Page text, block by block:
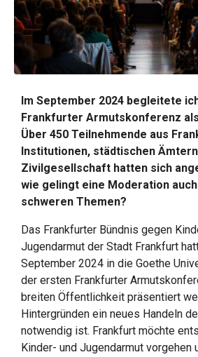
Im September 2024 begleitete
Frankfurter Armutskonferenz
Über 450 Teilnehmende aus
Institutionen, städtischen
Zivilgesellschaft hatten sich
wie gelingt eine Moderation
schweren Themen?
Das Frankfurter Bündnis gegen
Jugendarmut der Stadt Frankfurt
September 2024 in die Goethe
der ersten Frankfurter
breiten Öffentlichkeit präsentiert
Hintergründen ein neues Handeln
notwendig ist. Frankfurt möchte
Kinder- und Jugendarmut vorgehen